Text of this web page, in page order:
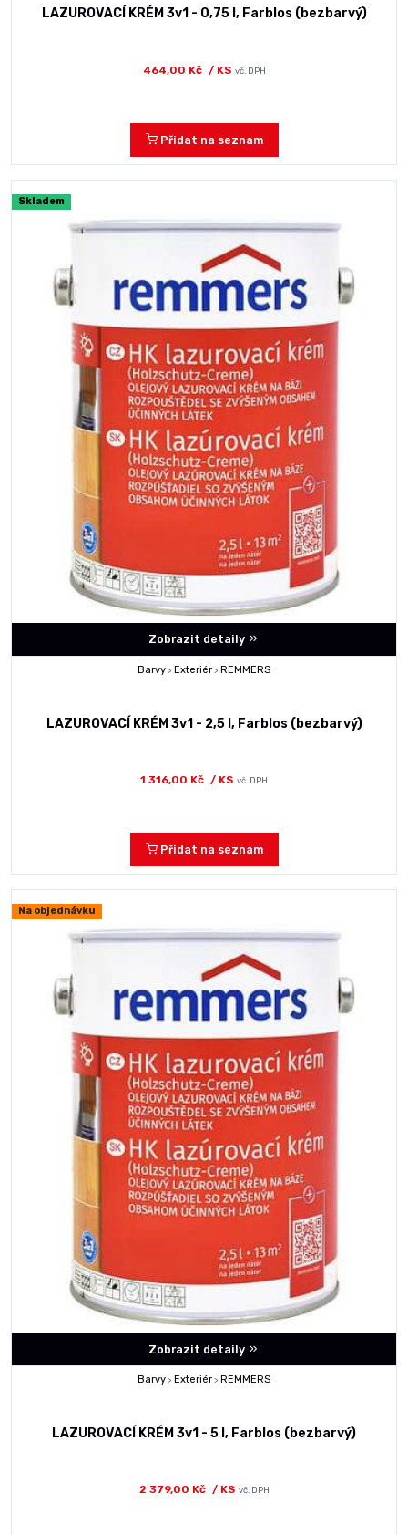
LAZUROVACÍ KRÉM 3v1 - 0,75 l, Farblos (bezbarvý)
464,00 Kč / KS vč. DPH
Přidat na seznam
Skladem
Zobrazit detaily
Barvy> Exteriér> REMMERS
LAZUROVACÍ KRÉM 3v1 - 2,5 l, Farblos (bezbarvý)
1 316,00 Kč / KS vč. DPH
Přidat na seznam
Na objednávku
Zobrazit detaily
Barvy> Exteriér> REMMERS
LAZUROVACÍ KRÉM 3v1 - 5 l, Farblos (bezbarvý)
2 379,00 Kč / KS vč. DPH